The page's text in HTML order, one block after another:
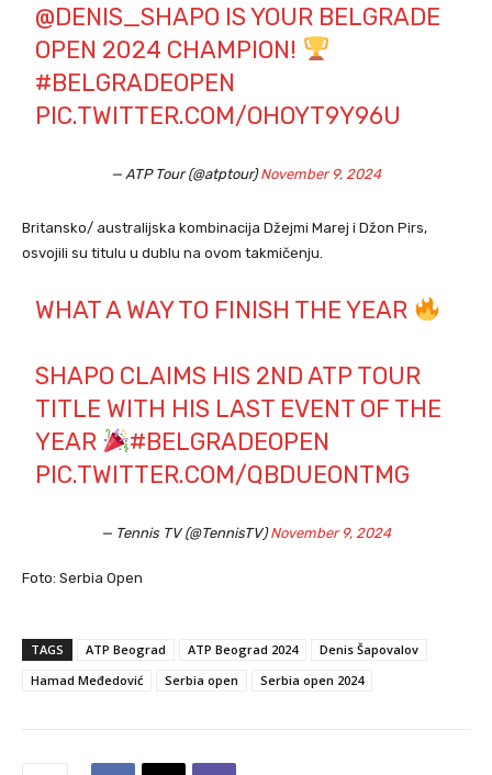
@DENIS_SHAPO IS YOUR BELGRADE
OPEN 2024 CHAMPION!
#BELGRADEOPEN
PIC.TWITTER.COM/OHOYT9Y96U
— ATP Tour (@atptour)November 9, 2024
Britansko/ australijska kombinacija Džejmi Marej i Džon Pirs,
osvojili su titulu u dublu na ovom takmičenju.
WHAT A WAY TO FINISH THE YEAR
SHAPO CLAIMS HIS 2ND ATP TOUR
TITLE WITH HIS LAST EVENT OF THE
YEAR
#BELGRADEOPEN
PIC.TWITTER.COM/QBDUEONTMG
— Tennis TV (@TennisTV)November 9, 2024
Foto: Serbia Open
TAGS ATP Beograd ATP Beograd 2024
Denis Šapovalov
Hamad Međedović
Serbia open Serbia open 2024